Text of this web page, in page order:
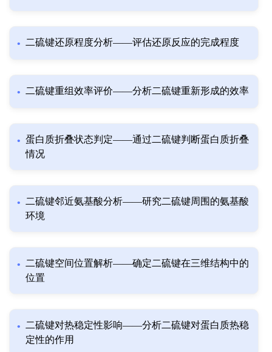
二硫键还原程度分析——评估还原反应的完成程度
二硫键重组效率评价——分析二硫键重新形成的效率
蛋白质折叠状态判定——通过二硫键判断蛋白质折叠
情况
二硫键邻近氨基酸分析——研究二硫键周围的氨基酸
环境
二硫键空间位置解析——确定二硫键在三维结构中的
位置
二硫键对热稳定性影响——分析二硫键对蛋白质热稳
定性的作用